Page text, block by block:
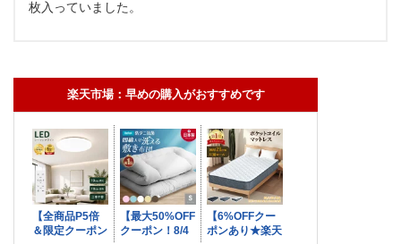
枚入っていました。
楽天市場：早めの購入がおすすめです